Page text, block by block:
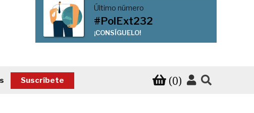
Último número
#PolExt232
¡CONSÍGUELO!
Suscríbete (0)